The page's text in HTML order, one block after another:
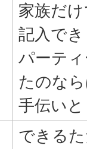
家族だ
記入で
パーテ
たのな
手伝い
できる